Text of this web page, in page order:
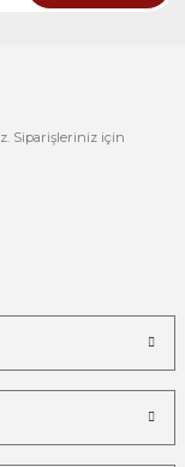
Siparişleriniz için